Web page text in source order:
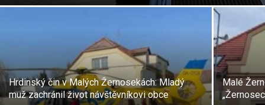
Hrdinský čin v Malých Žernosekách: Mladý
muž zachránil život návštěvníkovi obce
Malé